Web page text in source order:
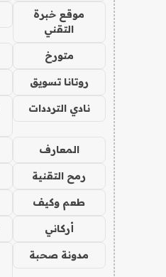
موقع خبرة
التقني
متورخ
روتانا تسويق
نادي الترددات
المعارف
رمح التقنية
طعم وكيف
أركاني
مدونة صحبة